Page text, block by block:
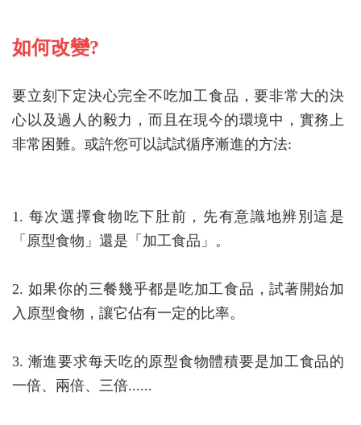
如何改變?
要立刻下定決心完全不吃加工食品，要非常大的決
心以及過人的毅力，而且在現今的環境中，實務上
非常困難。或許您可以試試循序漸進的方法:
1. 每次選擇食物吃下肚前，先有意識地辨別這是
「原型食物」還是「加工食品」。
2. 如果你的三餐幾乎都是吃加工食品，試著開始加
入原型食物，讓它佔有一定的比率。
3. 漸進要求每天吃的原型食物體積要是加工食品的
一倍、兩倍、三倍......